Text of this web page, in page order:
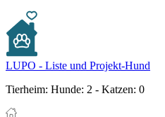
LUPO - Liste und Projekt-Hund
Tierheim: Hunde: 2 - Katzen: 0